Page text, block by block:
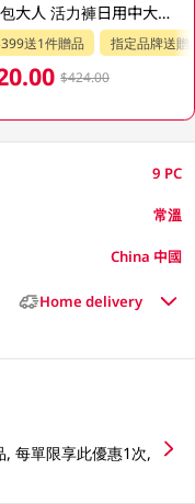
原箱包大人 活力褲日用中大碼 8 X 9PC
送1件贈品 指定品牌送贈
$424.00
9 PC
常溫
China 中國
Home delivery
每單限享此優惠1次,